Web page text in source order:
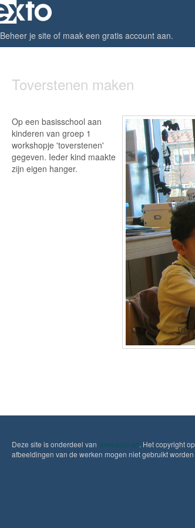
Beheer je site of maak een gratis account aan.
Toverstenen maken
Op een basisschool aan
kinderen van groep 1
workshopje 'toverstenen'
gegeven. Ieder kind maakte
zijn eigen hanger.
Deze site is onderdeel van www.exto.art. Het copyright
afbeeldingen van de werken mogen niet gebruikt